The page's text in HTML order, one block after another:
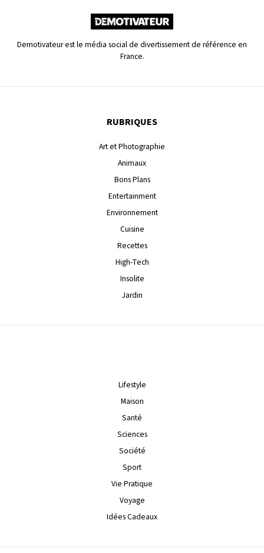
Demotivateur est le média social de divertissement de référence en
France.
RUBRIQUES
Art et Photographie
Animaux
Bons Plans
Entertainment
Environnement
Cuisine
Recettes
High-Tech
Insolite
Jardin
Lifestyle
Maison
Santé
Sciences
Société
Sport
Vie Pratique
Voyage
Idées Cadeaux